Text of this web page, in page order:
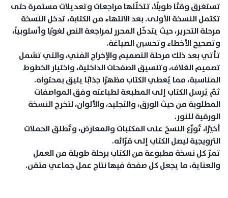
تستغرق وقتًا طويلًا، تتخلّلها مراجعات وتعديلات مستمرة حتى
تكتمل النسخة الأولى. بعد الانتهاء من الكتابة، تدخل النسخة
مرحلة التحرير، حيث يتدخّل المحرر لمراجعة النص لغويًا وأسلوبياً،
وتصحيح الأخطاء وتحسين الصياغة.
تأتي بعد ذلك مرحلة التصميم والإخراج الفني، والتي تشمل
تصميم الغلاف، وتنسيق الصفحات الداخلية، واختيار الخطوط
المناسبة، مما يُعطي الكتاب مظهرًا جذابًا يليق بمحتواه.
ثمّ يُرسل الكتاب إلى المطبعة لطباعته وفق المواصفات
المطلوبة من حيث الورق، والتجليد، والألوان، لتخرج النسخة
الورقية للنور.
أخيرًا، تُوزّع النسخ على المكتبات والمعارض، وتُطلق الحملات
الترويجية ليصل الكتاب إلى قرّائه.
تمرّ كل نسخة مطبوعة من الكتاب برحلة طويلة من العمل
والعناية، ما يجعل كل صفحة فيها نتاج عمل جماعي متقن.